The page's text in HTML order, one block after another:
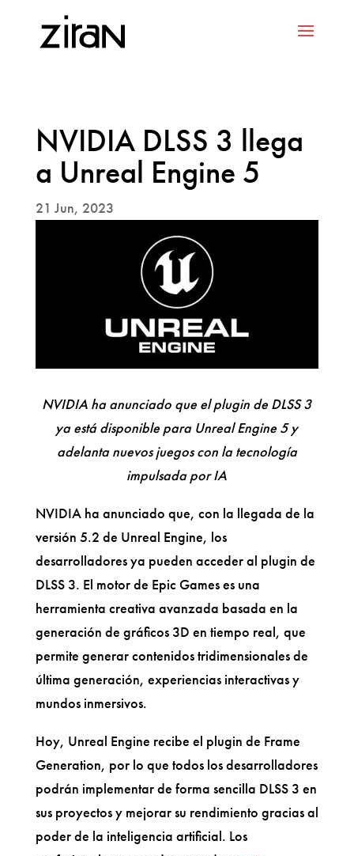
NVIDIA DLSS 3 llega
a Unreal Engine 5
21 Jun, 2023
NVIDIA ha anunciado que el plugin de DLSS 3
ya está disponible para Unreal Engine 5 y
adelanta nuevos juegos con la tecnología
impulsada por IA
NVIDIA ha anunciado que, con la llegada de la
versión 5.2 de Unreal Engine, los
desarrolladores ya pueden acceder al plugin de
DLSS 3. El motor de Epic Games es una
herramienta creativa avanzada basada en la
generación de gráficos 3D en tiempo real, que
permite generar contenidos tridimensionales de
última generación, experiencias interactivas y
mundos inmersivos.
Hoy, Unreal Engine recibe el plugin de Frame
Generation, por lo que todos los desarrolladores
podrán implementar de forma sencilla DLSS 3 en
sus proyectos y mejorar su rendimiento gracias al
poder de la inteligencia artificial. Los